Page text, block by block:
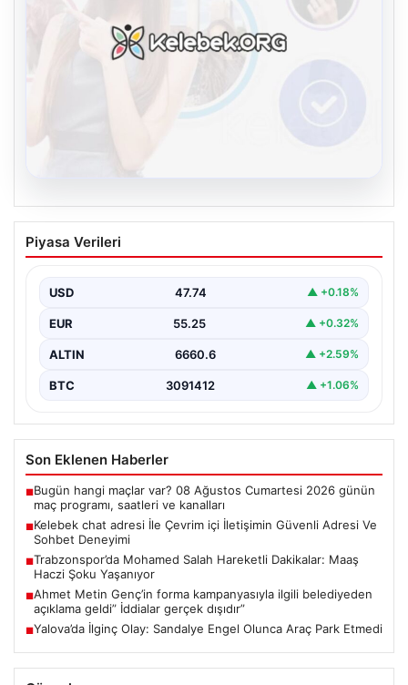
Kelebek chat adresi İle Çevrim içi
İletişimin Güvenli Adresi Ve Sohbet
Sanal çağında bireylerin seviyeli bir tarzda bağlantı
Piyasa Verileri
USD 47.74 ▲ +0.18%
EUR 55.25 ▲ +0.32%
ALTIN 6660.6 ▲ +2.59%
BTC 3091412 ▲ +1.06%
Son Eklenen Haberler
■Bugün hangi maçlar var? 08 Ağustos Cumartesi 2026 günün
maç programı, saatleri ve kanalları
■Kelebek chat adresi İle Çevrim içi İletişimin Güvenli Adresi Ve
Sohbet Deneyimi
■Trabzonspor’da Mohamed Salah Hareketli Dakikalar: Maaş
Haczi Şoku Yaşanıyor
■Ahmet Metin Genç’in forma kampanyasıyla ilgili belediyeden
açıklama geldi” İddialar gerçek dışıdır”
■Yalova’da İlginç Olay: Sandalye Engel Olunca Araç Park Etmedi